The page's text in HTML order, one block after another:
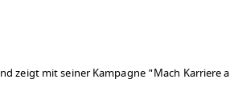
zeigt mit seiner Kampagne "Mach